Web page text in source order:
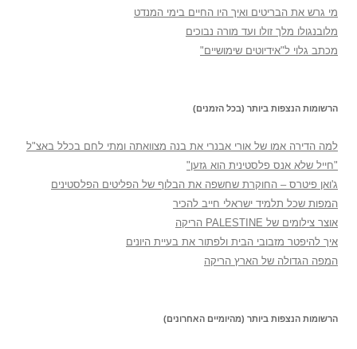
מי גרש את הבריטים ואיך היו החיים בימי המנדט
מלובנגולו מלך זולו ועד מורה נבוכים
מכתב גלוי ל"אידיוטים שימושיים"
הרשומות הנצפות ביותר (בכל הזמנים)
למה הדירה אמו של אורי אבנרי את בנה מצוואתה ומתי לחם בכלל באצ"ל
"חייל שלא אנס פלסטינית הוא גזען"
ג'ואן פיטרס – החוקרת שחשפה את הבלוף של הפליטים הפלסטינים
המפות שכל תלמיד ישראלי חייב להכיר
אוצר צילומים של PALESTINE הריקה
איך להיפטר מזבובי הבית ולפתור את בעיית היונים
המפה הגדולה של הארץ הריקה
הרשומות הנצפות ביותר (מהיומיים האחרונים)